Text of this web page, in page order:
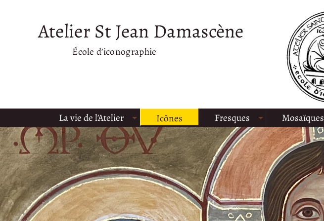
Atelier St Jean Damascène
École d’iconographie
La vie de l’Atelier Icônes Fresques Mosaïques